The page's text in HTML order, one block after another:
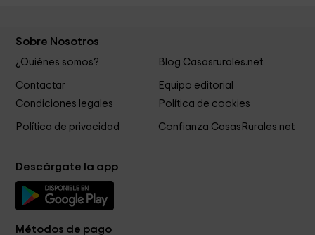
Sobre Nosotros
¿Quiénes somos? Blog Casasrurales.net
Contactar
Equipo editorial
Condiciones legales
Política de cookies
Política de privacidad Confianza CasasRurales.net
Descárgate la app
Métodos de pago